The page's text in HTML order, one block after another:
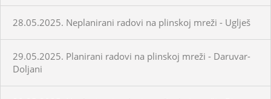
28.05.2025. Neplanirani radovi na plinskoj mreži - Uglješ
29.05.2025. Planirani radovi na plinskoj mreži - Daruvar-
Doljani